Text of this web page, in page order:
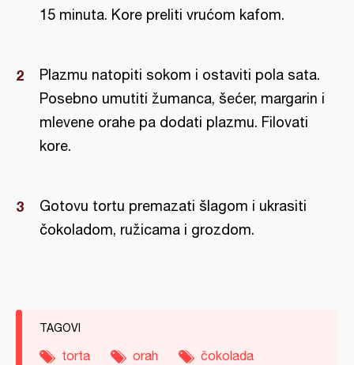
15 minuta. Kore preliti vrućom kafom.
Plazmu natopiti sokom i ostaviti pola sata.
Posebno umutiti žumanca, šećer, margarin i
mlevene orahe pa dodati plazmu. Filovati
kore.
Gotovu tortu premazati šlagom i ukrasiti
čokoladom, ružicama i grozdom.
TAGOVI
torta orah
čokolada